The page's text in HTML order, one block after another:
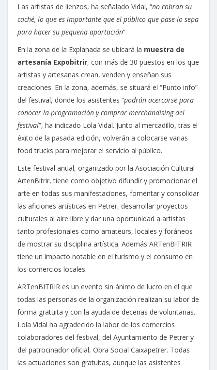
Las artistas de lienzos, ha señalado Vidal, “no cobran su
caché, lo que es importante que el público que pase lo sepa
para hacer su pequeña aportación”.
En la zona de la Explanada se ubicará la muestra de
artesanía Expobitrir, con más de 30 puestos en los que
artistas y artesanas crean, venden y enseñan sus
creaciones. En la zona, además, se situará el “Punto info”
del festival, donde los asistentes “podrán acercarse para
conocer la programación y comprar merchandising del
festival”, ha indicado Lola Vidal. Junto al mercadillo, tras el
éxito de la pasada edición, volverán a colocarse varias
food trucks para mejorar el servicio al público.
Este festival anual, organizado por la Asociación Cultural
ArtenBitrir, tiene como objetivo difundir y promocionar el
arte en todas sus manifestaciones, fomentar y consolidar
las aficiones artísticas en Petrer, desarrollar proyectos
culturales al aire libre y dar una oportunidad a artistas
tanto profesionales como amateurs, locales y foráneos
de mostrar su disciplina artística. Además ARTenBITRIR
tiene un impacto notable en el turismo y el consumo en
los comercios locales.
ARTenBITRIR es un evento sin ánimo de lucro en el que
todas las personas de la organización realizan su labor de
forma gratuita y con la ayuda de decenas de voluntarias.
Lola Vidal ha agradecido la labor de los comercios
colaboradores del festival, del Ayuntamiento de Petrer y
del patrocinador oficial, Obra Social Caixapetrer. Todas
las actuaciones son gratuitas, aunque las asistentes